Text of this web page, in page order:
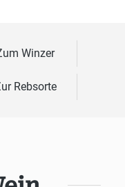
Winzer
Rebsorte